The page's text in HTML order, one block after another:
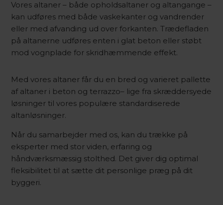
Vores altaner – både opholdsaltaner og altangange –
kan udføres med både vaskekanter og vandrender
eller med afvanding ud over forkanten. Trædefladen
på altanerne udføres enten i glat beton eller støbt
mod vognplade for skridhæmmende effekt.
Med vores altaner får du en bred og varieret pallette
af altaner i beton og terrazzo– lige fra skræddersyede
løsninger til vores populære standardiserede
altanløsninger.
Når du samarbejder med os, kan du trække på
eksperter med stor viden, erfaring og
håndværksmæssig stolthed. Det giver dig optimal
fleksibilitet til at sætte dit personlige præg på dit
byggeri.